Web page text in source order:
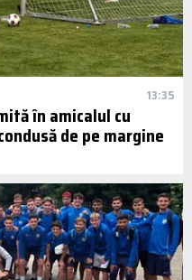
13:35
în amicalul cu
de pe margine